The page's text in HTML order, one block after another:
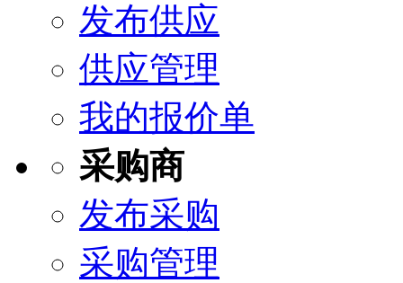
发布供应
供应管理
我的报价单
采购商
发布采购
采购管理